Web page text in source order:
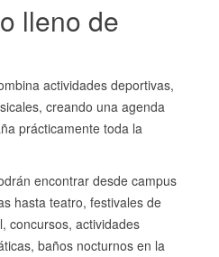
lleno de
actividades deportivas,
creando una agenda
prácticamente toda la
encontrar desde campus
hasta teatro, festivales de
concursos, actividades
baños nocturnos en la